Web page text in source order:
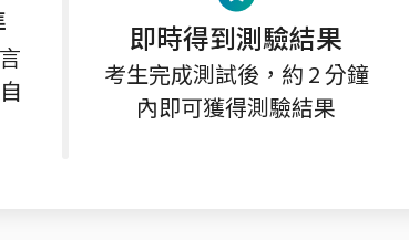
即時得到測驗結果
考生完成測試後，約 2 分鐘
內即可獲得測驗結果